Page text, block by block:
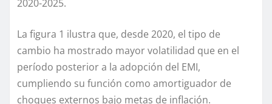
2020-2025.
La figura 1 ilustra que, desde 2020, el tipo de
cambio ha mostrado mayor volatilidad que en el
período posterior a la adopción del EMI,
cumpliendo su función como amortiguador de
choques externos bajo metas de inflación.